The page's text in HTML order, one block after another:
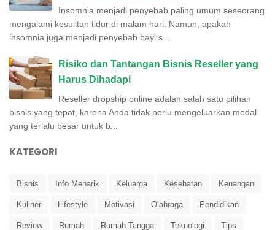
Insomnia menjadi penyebab paling umum seseorang
mengalami kesulitan tidur di malam hari. Namun, apakah
insomnia juga menjadi penyebab bayi s...
Risiko dan Tantangan Bisnis Reseller yang
Harus Dihadapi
Reseller dropship online adalah salah satu pilihan
bisnis yang tepat, karena Anda tidak perlu mengeluarkan modal
yang terlalu besar untuk b...
KATEGORI
Bisnis Info Menarik Keluarga Kesehatan Keuangan
Kuliner Lifestyle Motivasi Olahraga Pendidikan
Review Rumah Rumah Tangga Teknologi Tips